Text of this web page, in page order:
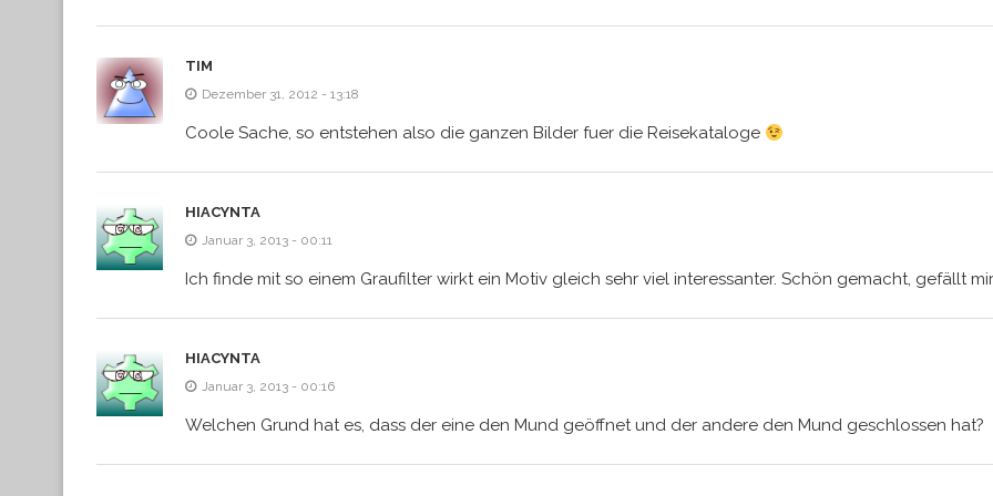
TIM
Dezember 31, 2012 - 13:18
Coole Sache, so entstehen also die ganzen Bilder fuer die Reisekataloge
HIACYNTA
Januar 3, 2013 - 00:11
Ich finde mit so einem Graufilter wirkt ein Motiv gleich sehr viel interessanter. Schön gemacht, gefällt mir
HIACYNTA
Januar 3, 2013 - 00:16
Welchen Grund hat es, dass der eine den Mund geöffnet und der andere den Mund geschlossen hat?